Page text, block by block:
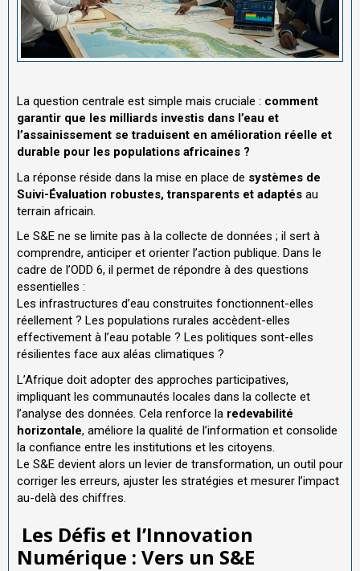
La question centrale est simple mais cruciale : comment
garantir que les milliards investis dans l’eau et
l’assainissement se traduisent en amélioration réelle et
durable pour les populations africaines ?
La réponse réside dans la mise en place de systèmes de
Suivi-Évaluation robustes, transparents et adaptés au
terrain africain.
Le S&E ne se limite pas à la collecte de données ; il sert à
comprendre, anticiper et orienter l’action publique. Dans le
cadre de l’ODD 6, il permet de répondre à des questions
essentielles :
Les infrastructures d’eau construites fonctionnent-elles
réellement ? Les populations rurales accèdent-elles
effectivement à l’eau potable ? Les politiques sont-elles
résilientes face aux aléas climatiques ?
L’Afrique doit adopter des approches participatives,
impliquant les communautés locales dans la collecte et
l’analyse des données. Cela renforce la redevabilité
horizontale, améliore la qualité de l’information et consolide
la confiance entre les institutions et les citoyens.
Le S&E devient alors un levier de transformation, un outil pour
corriger les erreurs, ajuster les stratégies et mesurer l’impact
au-delà des chiffres.
Les Défis et l’Innovation
Numérique : Vers un S&E